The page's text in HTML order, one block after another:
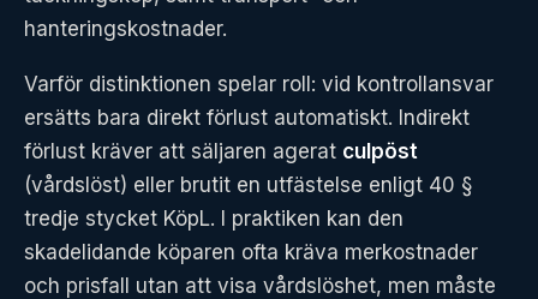
hanteringskostnader.
Varför distinktionen spelar roll: vid kontrollansvar
ersätts bara direkt förlust automatiskt. Indirekt
förlust kräver att säljaren agerat culpöst
(vårdslöst) eller brutit en utfästelse enligt 40 §
tredje stycket KöpL. I praktiken kan den
skadelidande köparen ofta kräva merkostnader
och prisfall utan att visa vårdslöshet, men måste